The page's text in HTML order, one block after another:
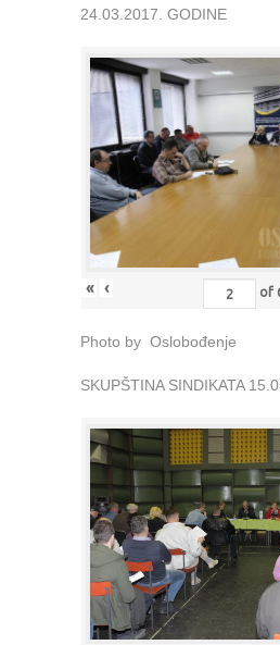
24.03.2017. GODINE
« ‹ of
Photo by Oslobođenje
SKUPŠTINA SINDIKATA